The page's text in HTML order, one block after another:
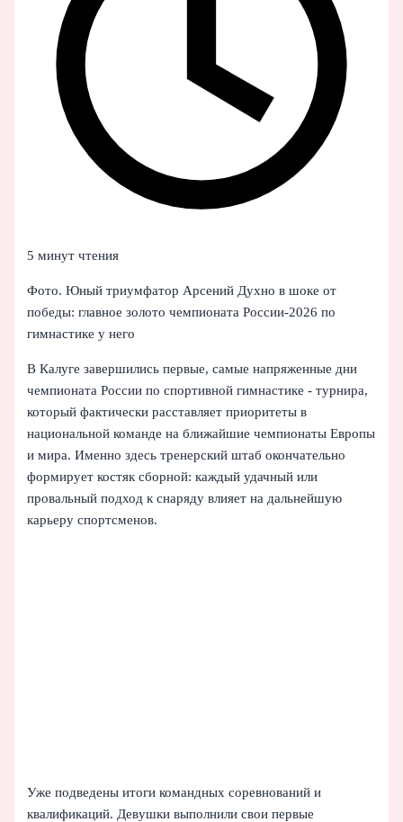
5 минут чтения
Фото. Юный триумфатор Арсений Духно в шоке от
победы: главное золото чемпионата России‑2026 по
гимнастике у него
В Калуге завершились первые, самые напряженные дни
чемпионата России по спортивной гимнастике - турнира,
который фактически расставляет приоритеты в
национальной команде на ближайшие чемпионаты Европы
и мира. Именно здесь тренерский штаб окончательно
формирует костяк сборной: каждый удачный или
провальный подход к снаряду влияет на дальнейшую
карьеру спортсменов.
Уже подведены итоги командных соревнований и
квалификаций. Девушки выполнили свои первые